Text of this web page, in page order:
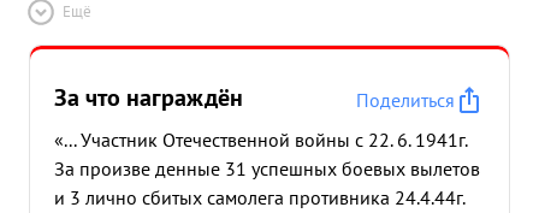
Ещё
За что награждён
Поделиться
«... Участник Отечественной войны с 22. 6. 1941г.
За произве денные 31 успешных боевых вылетов
и 3 лично сбитых самолега противника 24.4.44г.